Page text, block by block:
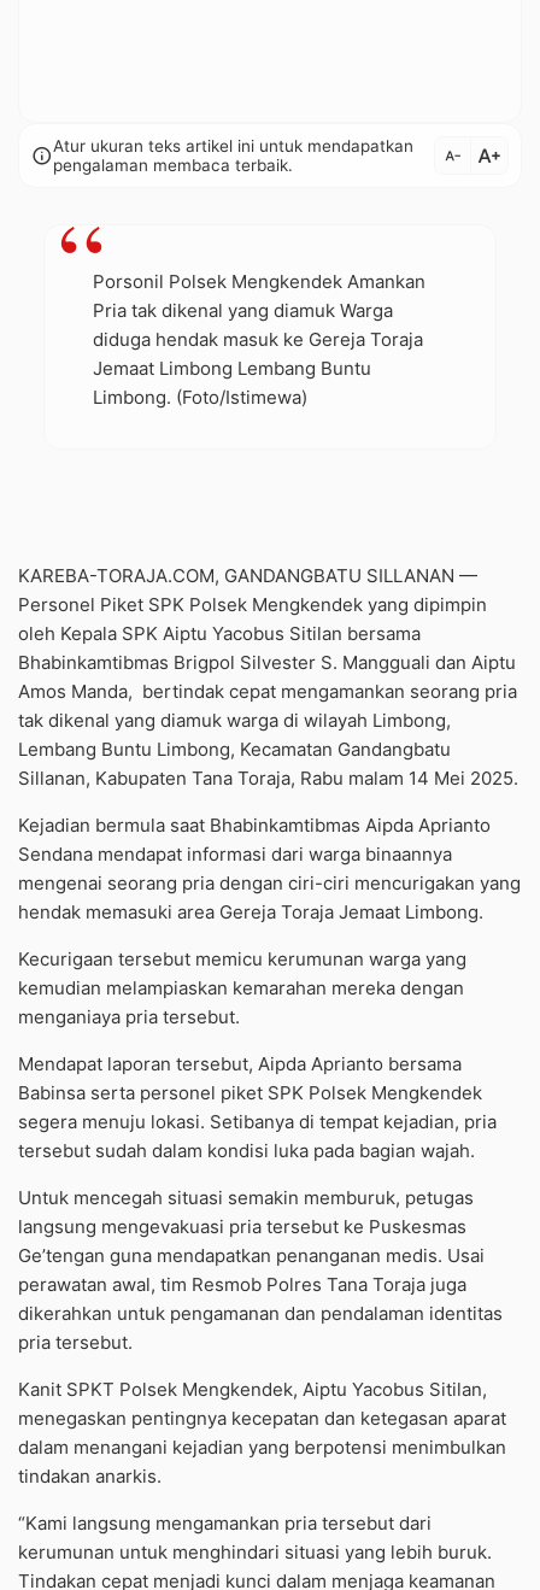
infoAtur ukuran teks artikel ini untuk mendapatkan
pengalaman membaca terbaik.
text_decrease text_increase
Porsonil Polsek Mengkendek Amankan
Pria tak dikenal yang diamuk Warga
diduga hendak masuk ke Gereja Toraja
Jemaat Limbong Lembang Buntu
Limbong. (Foto/Istimewa)
KAREBA-TORAJA.COM, GANDANGBATU SILLANAN —
Personel Piket SPK Polsek Mengkendek yang dipimpin
oleh Kepala SPK Aiptu Yacobus Sitilan bersama
Bhabinkamtibmas Brigpol Silvester S. Mangguali dan Aiptu
Amos Manda, bertindak cepat mengamankan seorang pria
tak dikenal yang diamuk warga di wilayah Limbong,
Lembang Buntu Limbong, Kecamatan Gandangbatu
Sillanan, Kabupaten Tana Toraja, Rabu malam 14 Mei 2025.
Kejadian bermula saat Bhabinkamtibmas Aipda Aprianto
Sendana mendapat informasi dari warga binaannya
mengenai seorang pria dengan ciri-ciri mencurigakan yang
hendak memasuki area Gereja Toraja Jemaat Limbong.
Kecurigaan tersebut memicu kerumunan warga yang
kemudian melampiaskan kemarahan mereka dengan
menganiaya pria tersebut.
Mendapat laporan tersebut, Aipda Aprianto bersama
Babinsa serta personel piket SPK Polsek Mengkendek
segera menuju lokasi. Setibanya di tempat kejadian, pria
tersebut sudah dalam kondisi luka pada bagian wajah.
Untuk mencegah situasi semakin memburuk, petugas
langsung mengevakuasi pria tersebut ke Puskesmas
Ge’tengan guna mendapatkan penanganan medis. Usai
perawatan awal, tim Resmob Polres Tana Toraja juga
dikerahkan untuk pengamanan dan pendalaman identitas
pria tersebut.
Kanit SPKT Polsek Mengkendek, Aiptu Yacobus Sitilan,
menegaskan pentingnya kecepatan dan ketegasan aparat
dalam menangani kejadian yang berpotensi menimbulkan
tindakan anarkis.
“Kami langsung mengamankan pria tersebut dari
kerumunan untuk menghindari situasi yang lebih buruk.
Tindakan cepat menjadi kunci dalam menjaga keamanan